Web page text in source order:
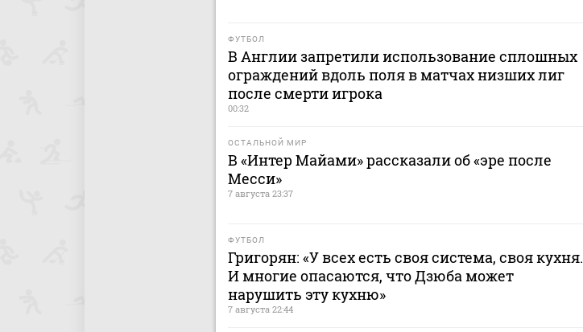
ФУТБОЛ
В Англии запретили использование сплошных
ограждений вдоль поля в матчах низших лиг
после смерти игрока
00:32
ОСТАЛЬНОЙ МИР
В «Интер Майами» рассказали об «эре после
Месси»
7 августа 23:37
ФУТБОЛ
Григорян: «У всех есть своя система, своя кухня.
И многие опасаются, что Дзюба может
нарушить эту кухню»
7 августа 22:44